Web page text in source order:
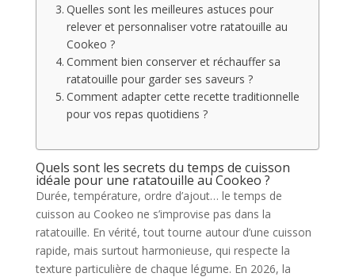
Quelles sont les meilleures astuces pour
relever et personnaliser votre ratatouille au
Cookeo ?
Comment bien conserver et réchauffer sa
ratatouille pour garder ses saveurs ?
Comment adapter cette recette traditionnelle
pour vos repas quotidiens ?
Quels sont les secrets du temps de cuisson
idéale pour une ratatouille au Cookeo ?
Durée, température, ordre d’ajout… le temps de
cuisson au Cookeo ne s’improvise pas dans la
ratatouille. En vérité, tout tourne autour d’une cuisson
rapide, mais surtout harmonieuse, qui respecte la
texture particulière de chaque légume. En 2026, la